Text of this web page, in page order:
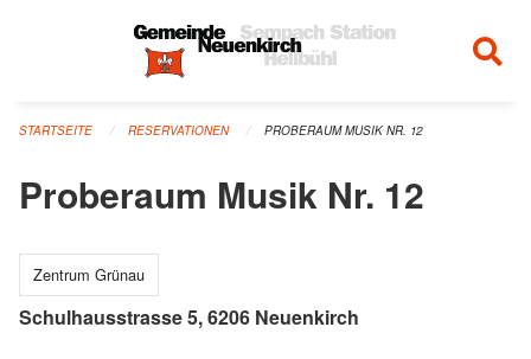
STARTSEITE RESERVATIONEN PROBERAUM MUSIK NR. 12
Proberaum Musik Nr. 12
Zentrum Grünau
Schulhausstrasse 5, 6206 Neuenkirch